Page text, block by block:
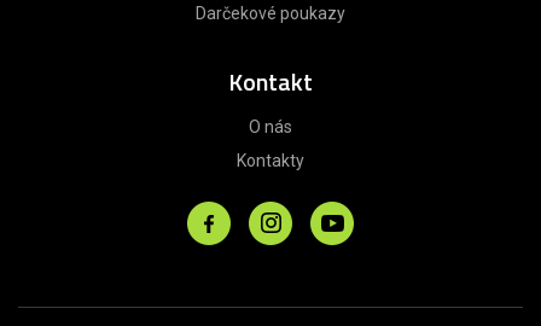
Darčekové poukazy
Kontakt
O nás
Kontakty